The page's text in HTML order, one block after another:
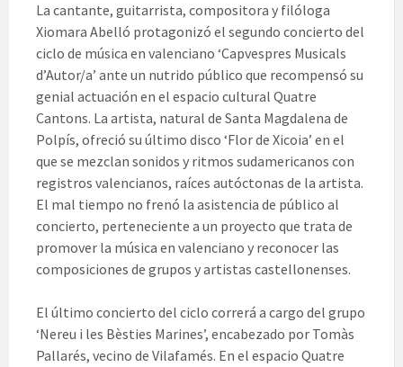
La cantante, guitarrista, compositora y filóloga
Xiomara Abelló protagonizó el segundo concierto del
ciclo de música en valenciano ‘Capvespres Musicals
d’Autor/a’ ante un nutrido público que recompensó su
genial actuación en el espacio cultural Quatre
Cantons. La artista, natural de Santa Magdalena de
Polpís, ofreció su último disco ‘Flor de Xicoia’ en el
que se mezclan sonidos y ritmos sudamericanos con
registros valencianos, raíces autóctonas de la artista.
El mal tiempo no frenó la asistencia de público al
concierto, perteneciente a un proyecto que trata de
promover la música en valenciano y reconocer las
composiciones de grupos y artistas castellonenses.
El último concierto del ciclo correrá a cargo del grupo
‘Nereu i les Bèsties Marines’, encabezado por Tomàs
Pallarés, vecino de Vilafamés. En el espacio Quatre